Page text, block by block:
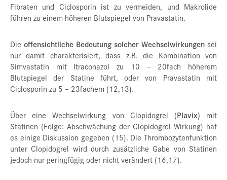
Fibraten und Ciclosporin ist zu vermeiden, und Makrolide
führen zu einem höheren Blutspiegel von Pravastatin.
Die offensichtliche Bedeutung solcher Wechselwirkungen sei
nur damit charakterisiert, dass z.B. die Kombination von
Simvastatin mit Itraconazol zu 10 – 20fach höherem
Blutspiegel der Statine führt, oder von Pravastatin mit
Ciclosporin zu 5 – 23fachem (12,13).
Über eine Wechselwirkung von Clopidogrel (Plavix) mit
Statinen (Folge: Abschwächung der Clopidogrel Wirkung) hat
es einige Diskussion gegeben (15). Die Thrombozytenfunktion
unter Clopidogrel wird durch zusätzliche Gabe von Statinen
jedoch nur geringfügig oder nicht verändert (16,17).